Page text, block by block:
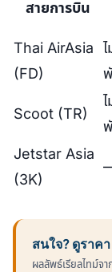
สายการบิน
Thai AirAsia
(FD)
Scoot (TR)
Jetstar Asia
(3K)
สนใจ? ดูราค
ผลลัพธ์เรียลไทม์จ